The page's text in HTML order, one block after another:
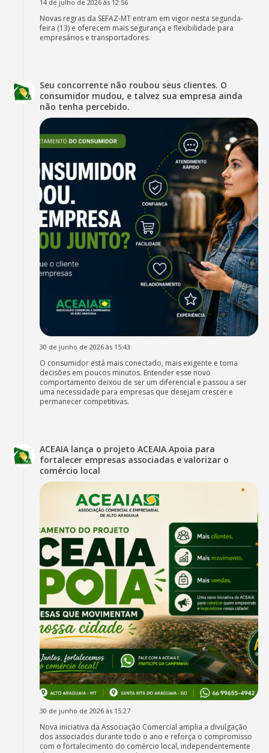
14 de julho de 2026 às 12:56
Novas regras da SEFAZ-MT entram em vigor nesta segunda-
feira (13) e oferecem mais segurança e flexibilidade para
empresários e transportadores.
Seu concorrente não roubou seus clientes. O
consumidor mudou, e talvez sua empresa ainda
não tenha percebido.
30 de junho de 2026 às 15:43
O consumidor está mais conectado, mais exigente e toma
decisões em poucos minutos. Entender esse novo
comportamento deixou de ser um diferencial e passou a ser
uma necessidade para empresas que desejam crescer e
permanecer competitivas.
ACEAIA lança o projeto ACEAIA Apoia para
fortalecer empresas associadas e valorizar o
comércio local
30 de junho de 2026 às 15:27
Nova iniciativa da Associação Comercial amplia a divulgação
dos associados durante todo o ano e reforça o compromisso
com o fortalecimento do comércio local, independentemente